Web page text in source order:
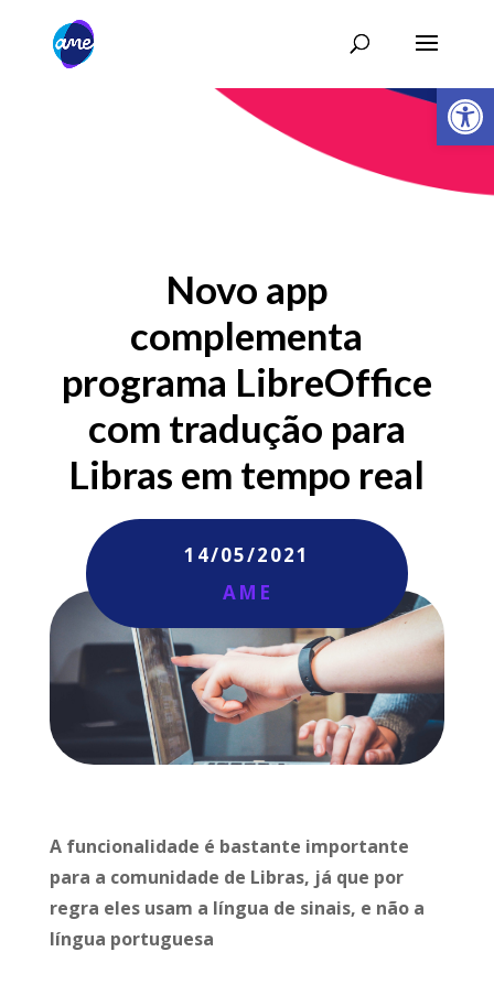
Abrir
Novo app
complementa
programa LibreOffice
com tradução para
Libras em tempo real
14/05/2021
AME
A funcionalidade é bastante importante
para a comunidade de Libras, já que por
regra eles usam a língua de sinais, e não a
língua portuguesa